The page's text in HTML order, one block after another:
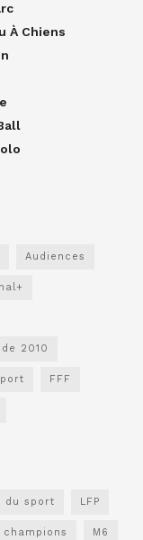
À Chiens
Audiences
2010
FFF
du sport LFP
champions M6